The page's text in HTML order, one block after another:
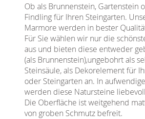
Ob als Brunnenstein, Gartenstein
Findling für Ihren Steingarten.
Marmore werden in bester
Für Sie wählen wir nur die
aus und bieten diese entweder
(als Brunnenstein),ungebohrt als
Steinsäule, als Dekorelement für
oder Steingarten an. In
werden diese Natursteine
Die Oberfläche ist weitgehend
von groben Schmutz befreit.